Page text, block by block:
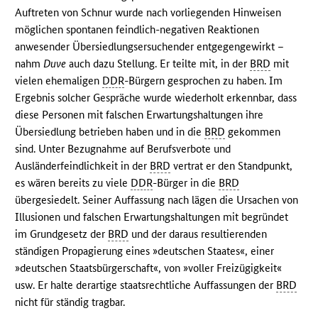
Auftreten von Schnur wurde nach vorliegenden Hinweisen
möglichen spontanen feindlich-negativen Reaktionen
anwesender Übersiedlungsersuchender entgegengewirkt –
nahmDuve auch dazu Stellung. Er teilte mit, in der BRD mit
vielen ehemaligen DDR-Bürgern gesprochen zu haben. Im
Ergebnis solcher Gespräche wurde wiederholt erkennbar, dass
diese Personen mit falschen Erwartungshaltungen ihre
Übersiedlung betrieben haben und in die BRD gekommen
sind. Unter Bezugnahme auf Berufsverbote und
Ausländerfeindlichkeit in der BRD vertrat er den Standpunkt,
es wären bereits zu viele DDR-Bürger in die BRD
übergesiedelt. Seiner Auffassung nach lägen die Ursachen von
Illusionen und falschen Erwartungshaltungen mit begründet
im Grundgesetz der BRD und der daraus resultierenden
ständigen Propagierung eines »deutschen Staates«, einer
»deutschen Staatsbürgerschaft«, von »voller Freizügigkeit«
usw. Er halte derartige staatsrechtliche Auffassungen der BRD
nicht für ständig tragbar.